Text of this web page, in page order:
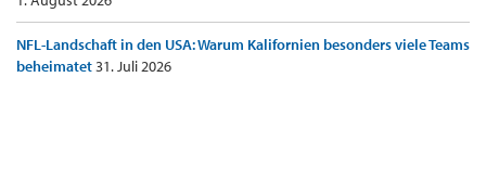
NFL-Landschaft in den USA: Warum Kalifornien besonders viele Teams
beheimatet31. Juli 2026